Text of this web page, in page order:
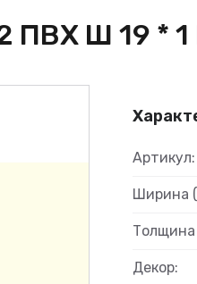
ПВХ Ш 19 * 1
Артикул:
Ширина
Декор: